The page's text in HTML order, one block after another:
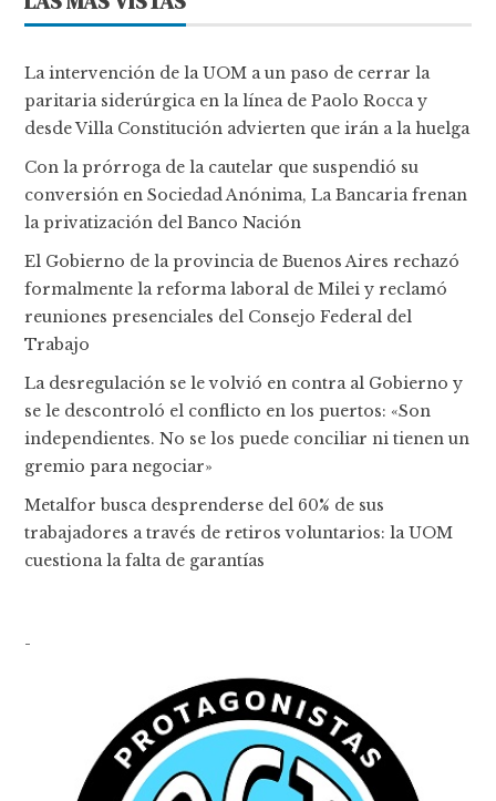
La intervención de la UOM a un paso de cerrar la
paritaria siderúrgica en la línea de Paolo Rocca y
desde Villa Constitución advierten que irán a la huelga
Con la prórroga de la cautelar que suspendió su
conversión en Sociedad Anónima, La Bancaria frenan
la privatización del Banco Nación
El Gobierno de la provincia de Buenos Aires rechazó
formalmente la reforma laboral de Milei y reclamó
reuniones presenciales del Consejo Federal del
Trabajo
La desregulación se le volvió en contra al Gobierno y
se le descontroló el conflicto en los puertos: «Son
independientes. No se los puede conciliar ni tienen un
gremio para negociar»
Metalfor busca desprenderse del 60% de sus
trabajadores a través de retiros voluntarios: la UOM
cuestiona la falta de garantías
-